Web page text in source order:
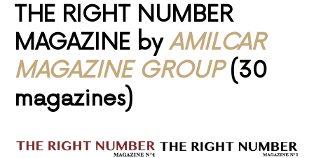
THE RIGHT NUMBER
MAGAZINE byAMILCAR
MAGAZINE GROUP(30
magazines)